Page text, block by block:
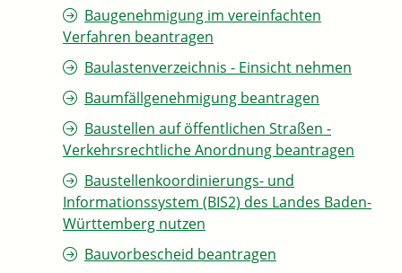
Baugenehmigung im vereinfachten
Verfahren beantragen
Baulastenverzeichnis - Einsicht nehmen
Baumfällgenehmigung beantragen
Baustellen auf öffentlichen Straßen -
Verkehrsrechtliche Anordnung beantragen
Baustellenkoordinierungs- und
Informationssystem (BIS2) des Landes Baden-
Württemberg nutzen
Bauvorbescheid beantragen